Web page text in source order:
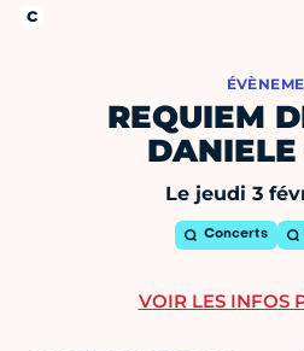
REQUIEM
Le jeudi 3
Concerts
VOIR LES INFOS